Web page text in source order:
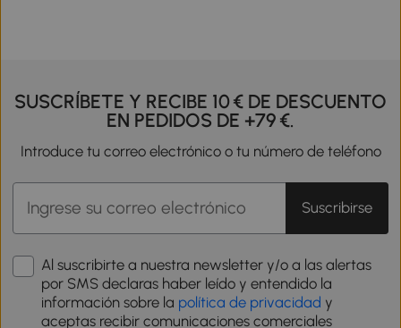
SUSCRÍBETE Y RECIBE 10 € DE DESCUENTO
EN PEDIDOS DE +79 €.
Introduce tu correo electrónico o tu número de teléfono
Suscribirse
Al suscribirte a nuestra newsletter y/o a las alertas
por SMS declaras haber leído y entendido la
información sobre la política de privacidad y
aceptas recibir comunicaciones comerciales